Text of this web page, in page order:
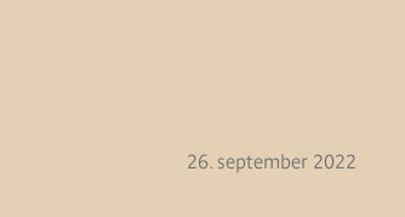
26. september 2022